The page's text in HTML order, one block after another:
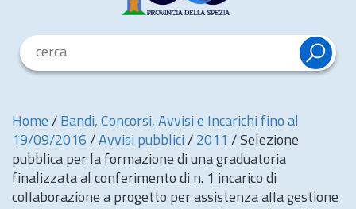
Home / Bandi, Concorsi, Avvisi e Incarichi fino al
19/09/2016 / Avvisi pubblici / 2011 / Selezione
pubblica per la formazione di una graduatoria
finalizzata al conferimento di n. 1 incarico di
collaborazione a progetto per assistenza alla gestione